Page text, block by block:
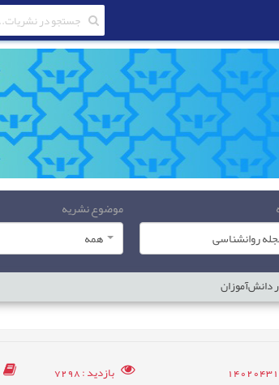
روانشناسی
موضوع نشریه
همه
دانش‌‌آموزان
بازدید: 7298